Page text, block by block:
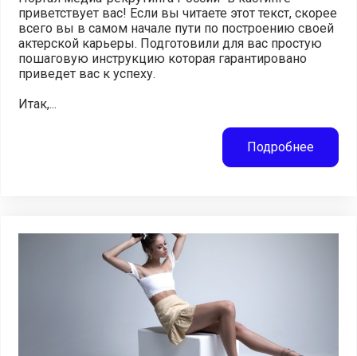
приветствует вас! Если вы читаете этот текст, скорее
всего вы в самом начале пути по построению своей
актерской карьеры. Подготовили для вас простую
пошаговую инструкцию которая гарантировано
приведет вас к успеху.
Итак,...
Подробнее